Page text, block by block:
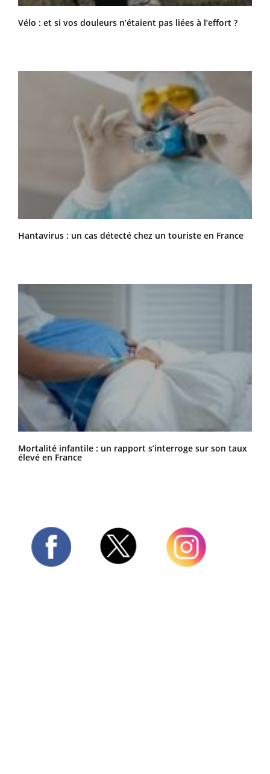
Vélo : et si vos douleurs n’étaient pas liées à l’effort ?
Hantavirus : un cas détecté chez un touriste en France
Mortalité infantile : un rapport s’interroge sur son taux
élevé en France